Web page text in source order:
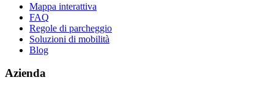
Mappa interattiva
FAQ
Regole di parcheggio
Soluzioni di mobilità
Blog
Azienda